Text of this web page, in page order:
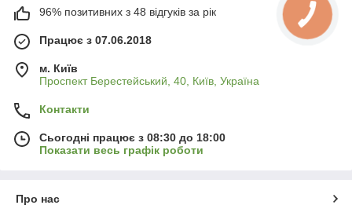
96% позитивних з 48 відгуків за рік
Працює з 07.06.2018
м. Київ
Проспект Берестейський, 40, Київ, Україна
Контакти
Сьогодні працює з 08:30 до 18:00
Показати весь графік роботи
Про нас